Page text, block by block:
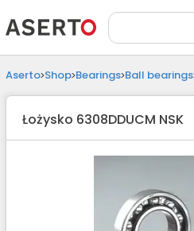
Aserto Shop Bearings Ball bearings
Łożysko 6308DDUCM NSK